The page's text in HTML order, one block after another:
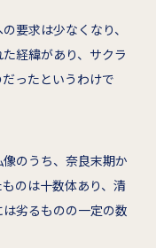
要求は少なくなり、
経緯があり、サクラ
ったというわけで
のうち、奈良末期か
のは十数体あり、清
劣るものの一定の数